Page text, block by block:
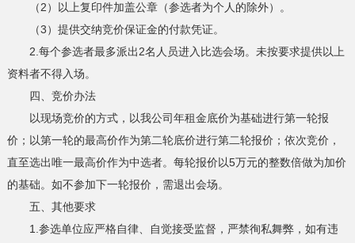
（2）以上复印件加盖公章（参选者为个人的除外）。
（3）提供交纳竞价保证金的付款凭证。
2.每个参选者最多派出2名人员进入比选会场。未按要求提供以上
资料者不得入场。
四、竞价办法
以现场竞价的方式，以我公司年租金底价为基础进行第一轮报
价；以第一轮的最高价作为第二轮底价进行第二轮报价；依次竞价，
直至选出唯一最高价作为中选者。每轮报价以5万元的整数倍做为加价
的基础。如不参加下一轮报价，需退出会场。
五、其他要求
1.参选单位应严格自律、自觉接受监督，严禁徇私舞弊，如有违